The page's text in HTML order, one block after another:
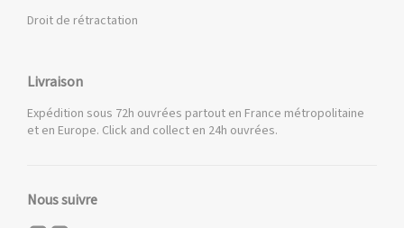
Droit de rétractation
Livraison
Expédition sous 72h ouvrées partout en France métropolitaine
et en Europe. Click and collect en 24h ouvrées.
Nous suivre